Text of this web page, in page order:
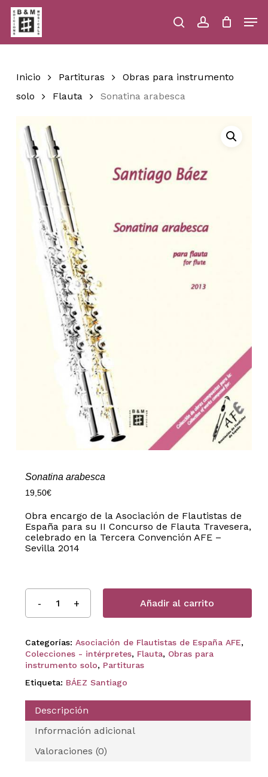
Skip
main
content
searchaccount
Close
Inicio Partituras
Obras para instrumento
solo
Flauta Sonatina arabesca
Sonatina arabesca
19,50€
Obra encargo de la Asociación de Flautistas de
España para su II Concurso de Flauta Travesera,
celebrado en la Tercera Convención AFE –
Sevilla 2014
Añadir al carrito
Categorías: Asociación de Flautistas de España AFE,
Colecciones - intérpretes, Flauta, Obras para
instrumento solo, Partituras
Etiqueta: BÁEZ Santiago
Descripción
Información adicional
Valoraciones (0)
Menu